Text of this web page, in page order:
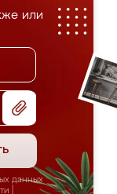
или
данных